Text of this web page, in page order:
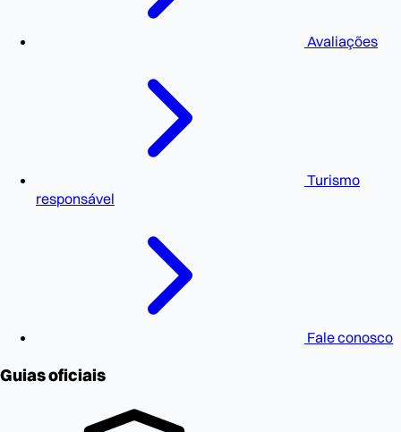
Avaliações
Turismo
responsável
Fale conosco
Guias oficiais